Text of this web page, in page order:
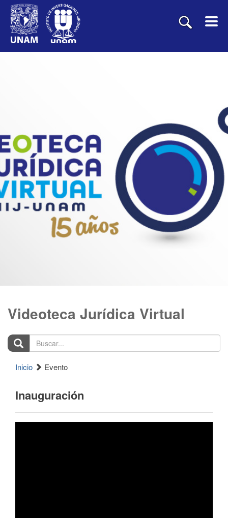
Videoteca Jurídica Virtual
Buscar...
Inicio Evento
Inauguración